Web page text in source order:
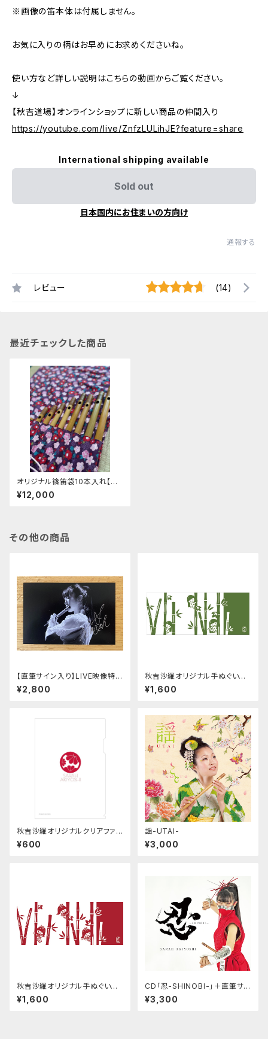
※画像の笛本体は付属しません。
お気に入りの柄はお早めにお求めくださいね。
使い方など詳しい説明はこちらの動画からご覧ください。
↓
【秋吉道場】オンラインショップに新しい商品の仲間入り
https://youtube.com/live/ZnfzLULihJE?feature=share
International shipping available
Sold out
日本国内にお住まいの方向け
通報する
レビュー (14)
最近チェックした商品
オリジナル篠笛袋10本入れ【桜
と椿・紫】
¥12,000
その他の商品
【直筆サイン入り】LIVE映像特典
付オリジナルポストカード
¥2,800
秋吉沙羅オリジナル手ぬぐい
竹
¥1,600
秋吉沙羅オリジナルクリアファイ
ル「花鞠」
¥600
謡-UTAI-
¥3,000
秋吉沙羅オリジナル手ぬぐい
忍
¥1,600
CD「忍-SHINOBI-」＋直筆サイ
ン入りカード
¥3,300